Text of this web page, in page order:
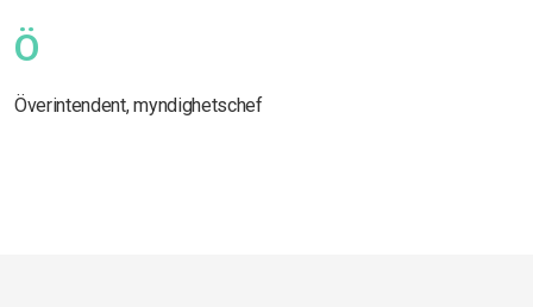
Ö
Överintendent, myndighetschef